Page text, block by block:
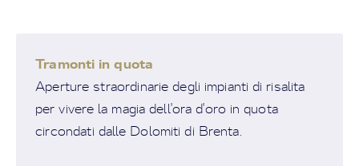
Tramonti in quota
Aperture straordinarie degli impianti di risalita
per vivere la magia dell'ora d'oro in quota
circondati dalle Dolomiti di Brenta.